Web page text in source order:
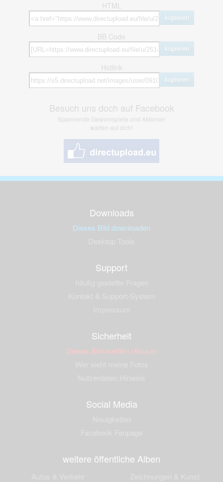
HTML
kopieren
BB Code
kopieren
Hotlink
kopieren
Besuch uns doch auf Facebook
Spannende Gewinnspiele und Aktionen
warten auf dich!
Downloads
Dieses Bild downloaden
Support
Sicherheit
Dieses Bild melden (Abuse)
Social Media
weitere öffentliche Alben